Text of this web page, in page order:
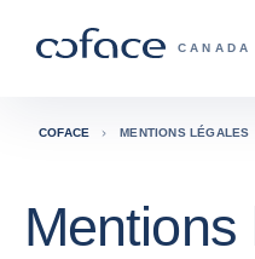
CANADA
Retour à la page d'accueil
COFACE MENTIONS LÉGALES
Mentions